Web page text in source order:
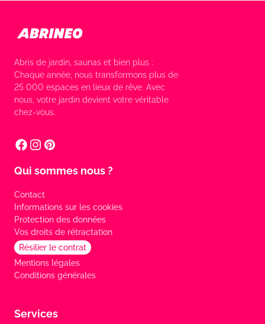
Abris de jardin, saunas et bien plus :
Chaque année, nous transformons plus de
25 000 espaces en lieux de rêve. Avec
nous, votre jardin devient votre véritable
chez-vous.
Qui sommes nous ?
Contact
Informations sur les cookies
Protection des données
Vos droits de rétractation
Résilier le contrat
Mentions légales
Conditions générales
Services